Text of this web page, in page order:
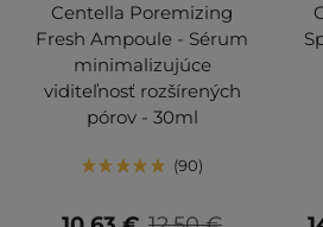
Centella Poremizing
Fresh Ampoule - Sérum
minimalizujúce
viditeľnosť rozšírených
pórov - 30ml
90